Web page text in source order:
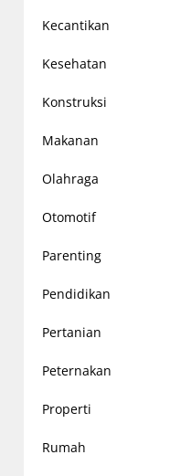
Kecantikan
Kesehatan
Konstruksi
Makanan
Olahraga
Otomotif
Parenting
Pendidikan
Pertanian
Peternakan
Properti
Rumah